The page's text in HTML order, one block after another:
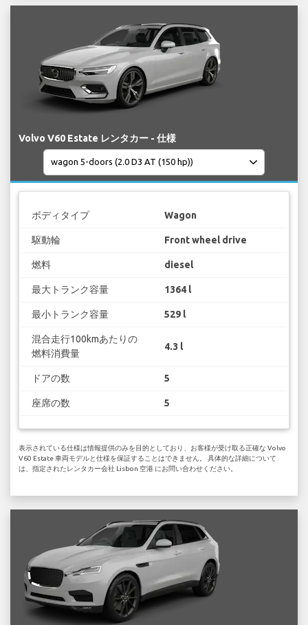
Volvo V60 Estate レンタカー - 仕様
ボディタイプ Wagon
駆動輪 Front wheel drive
燃料 diesel
最大トランク容量 1364 l
最小トランク容量 529 l
混合走行100kmあたりの
燃料消費量
4.3 l
ドアの数 5
座席の数 5
表示されている仕様は情報提供のみを目的としており、お客様が受け取る正確な Volvo
V60 Estate 車両モデルと仕様を保証することはできません。 具体的な詳細について
は、指定されたレンタカー会社 Lisbon 空港 にお問い合わせください。